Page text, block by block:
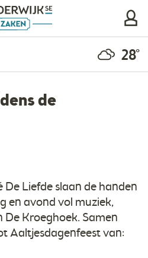
28°
de
De Liefde slaan de handen
en avond vol muziek,
De Kroeghoek. Samen
Aaltjesdagenfeest van: